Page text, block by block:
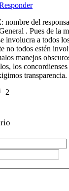
del
. Pues de la
involucra a todos
no todos estén
manejos
los
transparencia.
2